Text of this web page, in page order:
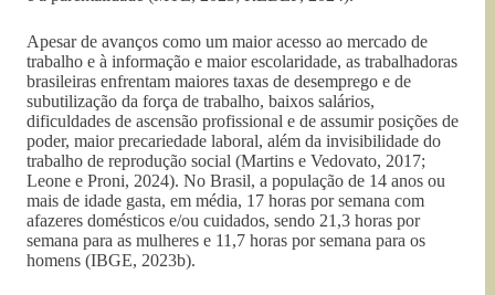
Apesar de avanços como um maior acesso ao mercado de
trabalho e à informação e maior escolaridade, as trabalhadoras
brasileiras enfrentam maiores taxas de desemprego e de
subutilização da força de trabalho, baixos salários,
dificuldades de ascensão profissional e de assumir posições de
poder, maior precariedade laboral, além da invisibilidade do
trabalho de reprodução social (Martins e Vedovato, 2017;
Leone e Proni, 2024). No Brasil, a população de 14 anos ou
mais de idade gasta, em média, 17 horas por semana com
afazeres domésticos e/ou cuidados, sendo 21,3 horas por
semana para as mulheres e 11,7 horas por semana para os
homens (IBGE, 2023b).